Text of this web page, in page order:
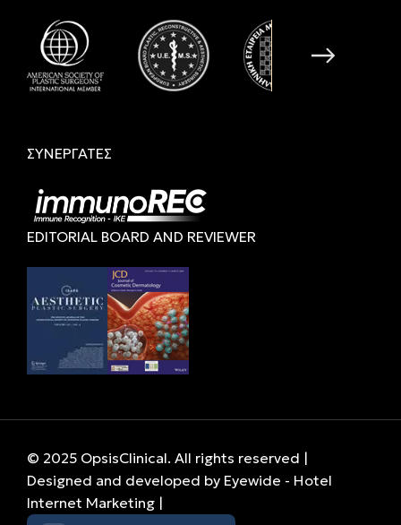
ΣΥΝΕΡΓΑΤΕΣ
EDITORIAL BOARD AND REVIEWER
© 2025 OpsisClinical. All rights reserved |
Designed and developed by Eyewide - Hotel
Internet Marketing |